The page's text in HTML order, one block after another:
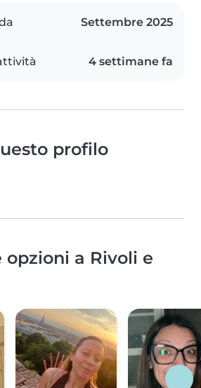
Settembre 2025
4 settimane fa
profilo
opzioni a Rivoli e